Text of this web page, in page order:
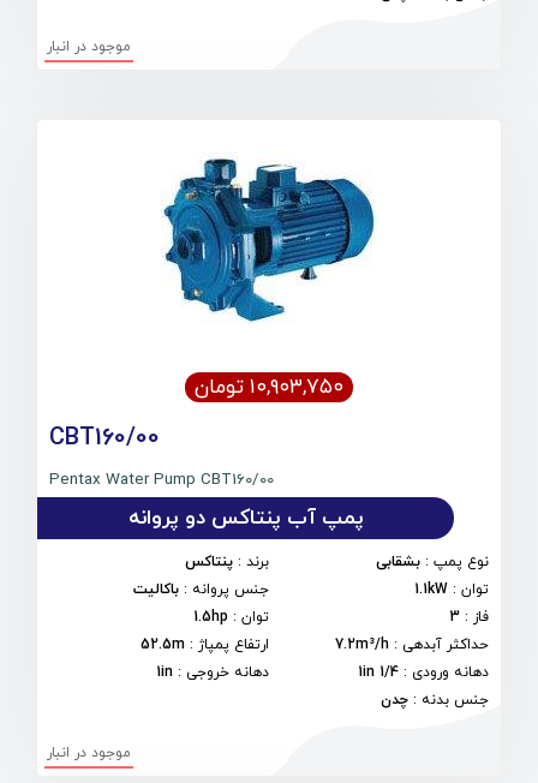
موجود در انبار
۱۰,۹۰۳,۷۵۰ تومان
CBT160/00
Pentax Water Pump CBT160/00
پمپ آب پنتاکس دو پروانه
نوع پمپ : بشقابی برند: پنتاکس
توان :
1.1kW جنس پروانه : باکالیت
فاز :
3 توان:
1.5hp
حداکثر آبدهی :
7.2m³/h ارتفاع پمپاژ :
52.5m
دهانه ورودی :
1/4 1in دهانه خروجی :
1in
جنس بدنه : چدن
موجود در انبار